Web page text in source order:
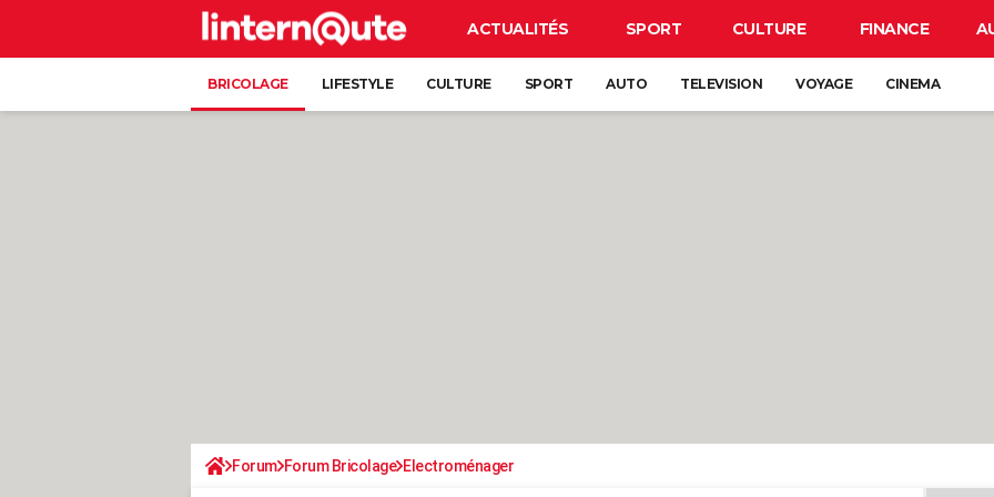
ACTUALITÉS SPORT CULTURE FINANCE
BRICOLAGE LIFESTYLE CULTURE SPORT AUTO TELEVISION VOYAGE CINEMA
Forum Forum Bricolage Electroménager